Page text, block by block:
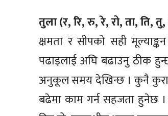
तुला (र, रि, रु, रे, रो, ता, ति,
क्षमता र सीपको सही
पढाइलाई अघि बढाउनु ठीक
अनुकूल समय देखिन्छ । कुनै
बढेमा काम गर्न सहजता हुनेछ ।